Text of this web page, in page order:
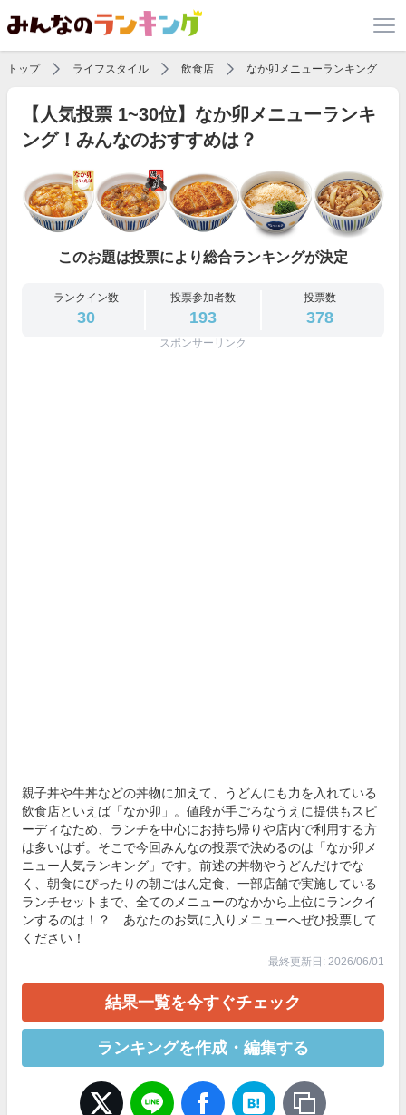
トップ ライフスタイル 飲食店 なか卯メニューランキング
【人気投票 1~30位】なか卯メニューランキ
ング！みんなのおすすめは？
このお題は投票により総合ランキングが決定
ランクイン数
30
投票参加者数
193
投票数
378
スポンサーリンク
親子丼や牛丼などの丼物に加えて、うどんにも力を入れている
飲食店といえば「なか卯」。値段が手ごろなうえに提供もスピ
ーディなため、ランチを中心にお持ち帰りや店内で利用する方
は多いはず。そこで今回みんなの投票で決めるのは「なか卯メ
ニュー人気ランキング」です。前述の丼物やうどんだけでな
く、朝食にぴったりの朝ごはん定食、一部店舗で実施している
ランチセットまで、全てのメニューのなかから上位にランクイ
ンするのは！？ あなたのお気に入りメニューへぜひ投票して
ください！
最終更新日: 2026/06/01
結果一覧を今すぐチェック
ランキングを作成・編集する